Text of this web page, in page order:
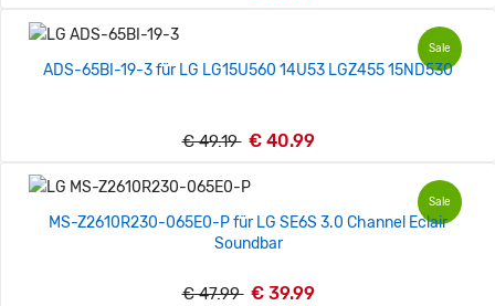
Sale
ADS-65BI-19-3 für LG LG15U560 14U53 LGZ455 15ND530
€ 49.19 € 40.99
Sale
MS-Z2610R230-065E0-P für LG SE6S 3.0 Channel Eclair
Soundbar
€ 47.99 € 39.99